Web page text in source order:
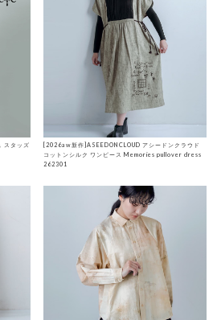
スタッズ
[2026aw新作]ASEEDONCLOUD アシードンクラウド
コットンシルク ワンピース Memories pullover dress
262301